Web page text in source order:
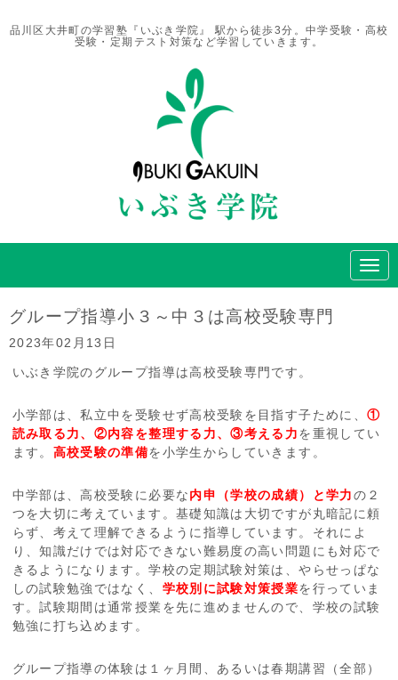
品川区大井町の学習塾『いぶき学院』 駅から徒歩3分。中学受験・高校
受験・定期テスト対策など学習していきます。
N
a
グループ指導小３～中３は高校受験専門
2023年02月13日
いぶき学院のグループ指導は高校受験専門です。
小学部は、私立中を受験せず高校受験を目指す子ために、 ①
読み取る力、②内容を整理する力、③考える力 を重視してい
ます。 高校受験の準備を小学生からしていきます。
中学部は、高校受験に必要な 内申（学校の成績）と学力 の２
つを大切に考えています。基礎知識は大切ですが丸暗記に頼
らず、考えて理解できるように指導しています。それによ
り、知識だけでは対応できない難易度の高い問題にも対応で
きるようになります。学校の定期試験対策は、やらせっぱな
しの試験勉強ではなく、 学校別に試験対策授業を行っていま
す。試験期間は通常授業を先に進めませんので、学校の試験
勉強に打ち込めます。
グループ指導の体験は１ヶ月間、あるいは春期講習（全部）